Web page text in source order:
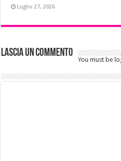
Luglio 27, 2026
Lascia un commento
You must be